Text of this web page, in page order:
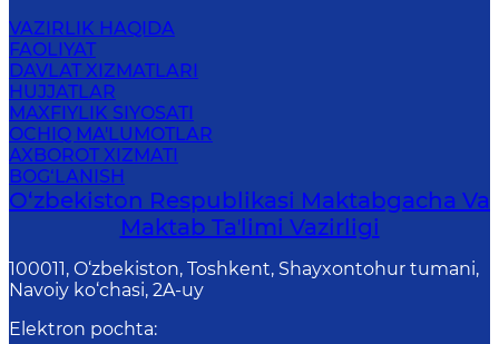
VAZIRLIK HAQIDA
FAOLIYAT
DAVLAT XIZMATLARI
HUJJATLAR
MAXFIYLIK SIYOSATI
OCHIQ MA'LUMOTLAR
AXBOROT XIZMATI
BOG‘LANISH
O‘zbekiston Respublikasi Maktabgacha Va
Maktab Taʼlimi Vazirligi
100011, O‘zbekiston, Toshkent, Shayxontohur tumani,
Navoiy ko‘chasi, 2A-uy
Elektron pochta: